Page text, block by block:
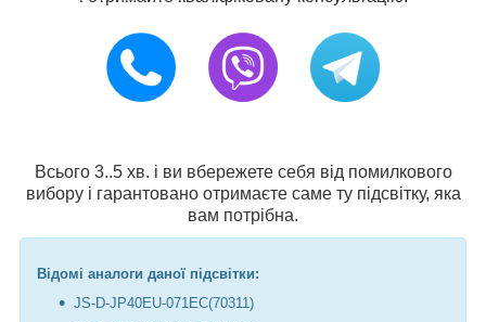
Всього 3..5 хв. і ви вбережете себя від помилкового
вибору і гарантовано отримаєте саме ту підсвітку, яка
вам потрібна.
Відомі аналоги даної підсвітки:
JS-D-JP40EU-071EC(70311)